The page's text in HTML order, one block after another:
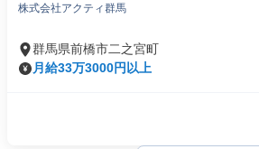
株式会社アクティ群馬
群馬県前橋市二之宮町
月給33万3000円以上